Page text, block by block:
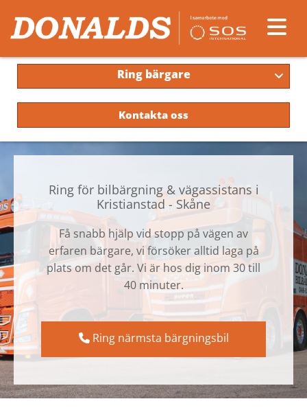
Ring bärgare
Kontakta oss
Ring för bilbärgning & vägassistans i
Kristianstad - Skåne
Få snabb hjälp vid stopp på vägen av
erfaren bärgare, vi försöker alltid laga på
plats om det går. Vi är hos dig inom 30 till
40 minuter.
Ring närmsta bärgningsbil